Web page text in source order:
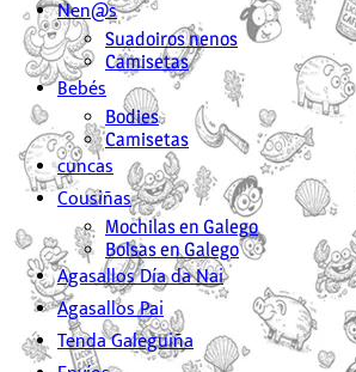
Nen@s
Suadoiros nenos
Camisetas
Bebés
Bodies
Camisetas
cuncas
Cousiñas
Mochilas en Galego
Bolsas en Galego
Agasallos Día da Nai
Agasallos Pai
Tenda Galeguiña